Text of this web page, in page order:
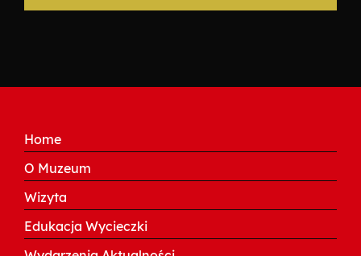
Home
O Muzeum
Wizyta
Edukacja Wycieczki